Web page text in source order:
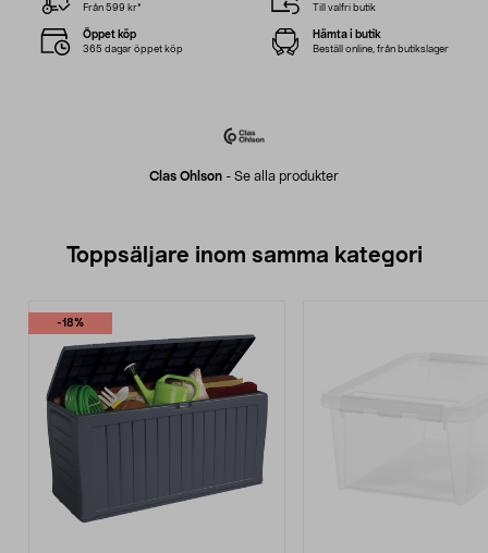
Clas Ohlson - Se alla produkter
Från 599 kr* Till valfri butik
Öppet köp
365 dagar öppet köp
Hämta i butik
Beställ online, från butikslager
Toppsäljare inom samma kategori
-18%